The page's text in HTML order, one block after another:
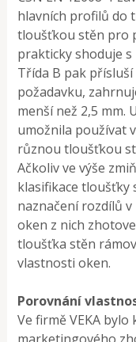
hlavních profilů do
tloušťkou stěn pro
prakticky shoduje s
Třída B pak přísluší
požadavku,
menší než 2,5 mm.
umožnila používat
různou tloušťkou
Ačkoliv ve výše
klasifikace
naznačení rozdílů
oken z nich
tloušťka stěn
vlastnosti oken.
Porovnání
Ve firmě VEKA